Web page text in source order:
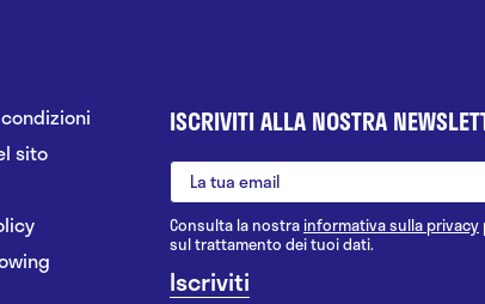
sito
ISCRIVITI ALLA NOSTRA
Consulta la nostrainformativa sulla privacy
sul trattamento dei tuoi dati.